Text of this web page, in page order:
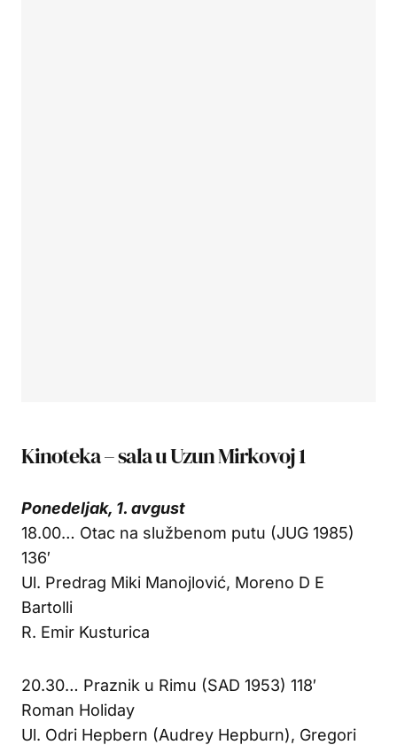
Kinoteka – sala u Uzun Mirkovoj 1
Ponedeljak, 1. avgust
18.00… Otac na službenom putu (JUG 1985)
136′
Ul. Predrag Miki Manojlović, Moreno D E
Bartolli
R. Emir Kusturica
20.30… Praznik u Rimu (SAD 1953) 118′
Roman Holiday
Ul. Odri Hepbern (Audrey Hepburn), Gregori